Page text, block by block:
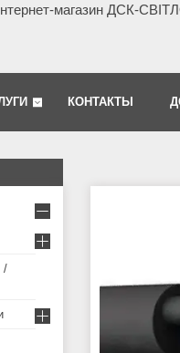
магазин ДСК-
КОНТАКТЫ
/